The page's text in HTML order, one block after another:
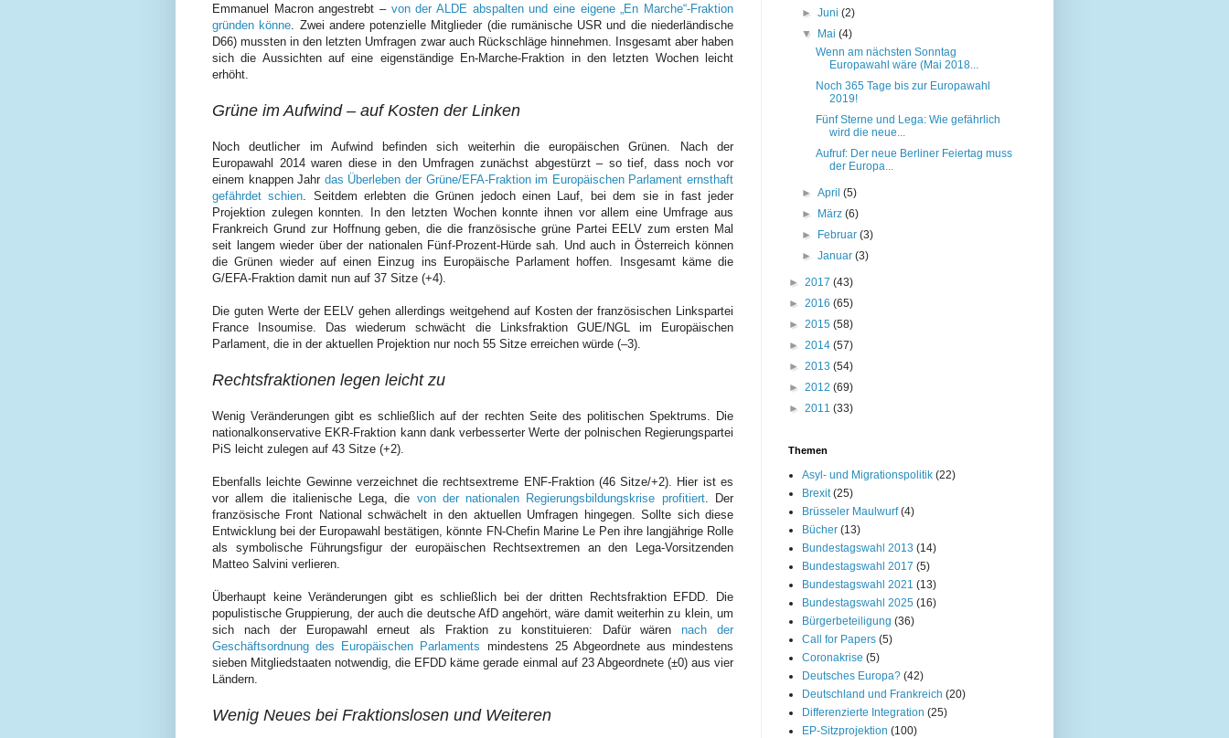
Emmanuel Macron angestrebt – von der ALDE abspalten und eine eigene „En Marche“-Fraktion
gründen könne . Zwei andere potenzielle Mitglieder (die rumänische USR und die niederländische
D66) mussten in den letzten Umfragen zwar auch Rückschläge hinnehmen. Insgesamt aber haben
sich die Aussichten auf eine eigenständige En-Marche-Fraktion in den letzten Wochen leicht
erhöht.
Grüne im Aufwind – auf Kosten der Linken
Noch deutlicher im Aufwind befinden sich weiterhin die europäischen Grünen. Nach der
Europawahl 2014 waren diese in den Umfragen zunächst abgestürzt – so tief, dass noch vor
einem knappen Jahr das Überleben der Grüne/EFA-Fraktion im Europäischen Parlament ernsthaft
gefährdet schien . Seitdem erlebten die Grünen jedoch einen Lauf, bei dem sie in fast jeder
Projektion zulegen konnten. In den letzten Wochen konnte ihnen vor allem eine Umfrage aus
Frankreich Grund zur Hoffnung geben, die die französische grüne Partei EELV zum ersten Mal
seit langem wieder über der nationalen Fünf-Prozent-Hürde sah. Und auch in Österreich können
die Grünen wieder auf einen Einzug ins Europäische Parlament hoffen. Insgesamt käme die
G/EFA-Fraktion damit nun auf 37 Sitze (+4).
Die guten Werte der EELV gehen allerdings weitgehend auf Kosten der französischen Linkspartei
France Insoumise. Das wiederum schwächt die Linksfraktion GUE/NGL im Europäischen
Parlament, die in der aktuellen Projektion nur noch 55 Sitze erreichen würde (–3).
Rechtsfraktionen legen leicht zu
Wenig Veränderungen gibt es schließlich auf der rechten Seite des politischen Spektrums. Die
nationalkonservative EKR-Fraktion kann dank verbesserter Werte der polnischen Regierungspartei
PiS leicht zulegen auf 43 Sitze (+2).
Ebenfalls leichte Gewinne verzeichnet die rechtsextreme ENF-Fraktion (46 Sitze/+2). Hier ist es
vor allem die italienische Lega, die von der nationalen Regierungsbildungskrise profitiert. Der
französische Front National schwächelt in den aktuellen Umfragen hingegen. Sollte sich diese
Entwicklung bei der Europawahl bestätigen, könnte FN-Chefin Marine Le Pen ihre langjährige Rolle
als symbolische Führungsfigur der europäischen Rechtsextremen an den Lega-Vorsitzenden
Matteo Salvini verlieren.
Überhaupt keine Veränderungen gibt es schließlich bei der dritten Rechtsfraktion EFDD. Die
populistische Gruppierung, der auch die deutsche AfD angehört, wäre damit weiterhin zu klein, um
sich nach der Europawahl erneut als Fraktion zu konstituieren: Dafür wärennach der
Geschäftsordnung des Europäischen Parlaments mindestens 25 Abgeordnete aus mindestens
sieben Mitgliedstaaten notwendig, die EFDD käme gerade einmal auf 23 Abgeordnete (±0) aus vier
Ländern.
Wenig Neues bei Fraktionslosen und Weiteren
►Juni(2)
▼ Mai(4)
Wenn am nächsten Sonntag
Europawahl wäre (Mai 2018...
Noch 365 Tage bis zur Europawahl
2019!
Fünf Sterne und Lega: Wie gefährlich
wird die neue...
Aufruf: Der neue Berliner Feiertag muss
der Europa...
►April(5)
► März(6)
► Februar(3)
►Januar(3)
► 2017 (43)
► 2016 (65)
► 2015 (58)
► 2014 (57)
► 2013 (54)
► 2012 (69)
► 2011 (33)
Themen
Asyl- und Migrationspolitik (22)
Brexit (25)
Brüsseler Maulwurf (4)
Bücher (13)
Bundestagswahl 2013 (14)
Bundestagswahl 2017 (5)
Bundestagswahl 2021 (13)
Bundestagswahl 2025 (16)
Bürgerbeteiligung (36)
Call for Papers (5)
Coronakrise (5)
Deutsches Europa? (42)
Deutschland und Frankreich (20)
Differenzierte Integration (25)
EP-Sitzprojektion (100)